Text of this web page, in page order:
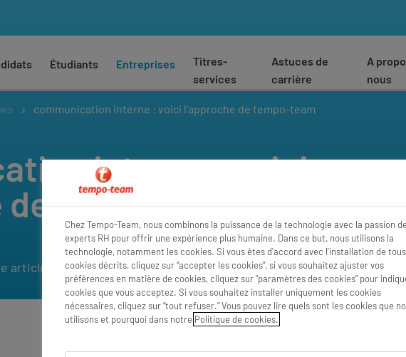
Étudiants Entreprises
Titres-
services
Astuces de
carrière
A
nous
communication interne : voici l’approche de tempo-team
interne : voici
Tempo-Team
article:
Chez Tempo-Team, nous combinons la puissance de la technologie avec la passion
experts RH pour offrir une expérience plus humaine. Dans ce but, nous utilisons la
technologie, notamment les cookies. Si vous êtes d'accord avec l'installation de
cookies décrits, cliquez sur “accepter les cookies”, si vous souhaitez ajuster vos
préférences en matière de cookies, cliquez sur “paramètres des cookies” pour
cookies que vous acceptez. Si vous souhaitez installer uniquement les cookies
nécessaires, cliquez sur “tout refuser.” Vous pouvez lire quels sont les cookies que
utilisons et pourquoi dans notre Politique de cookies.